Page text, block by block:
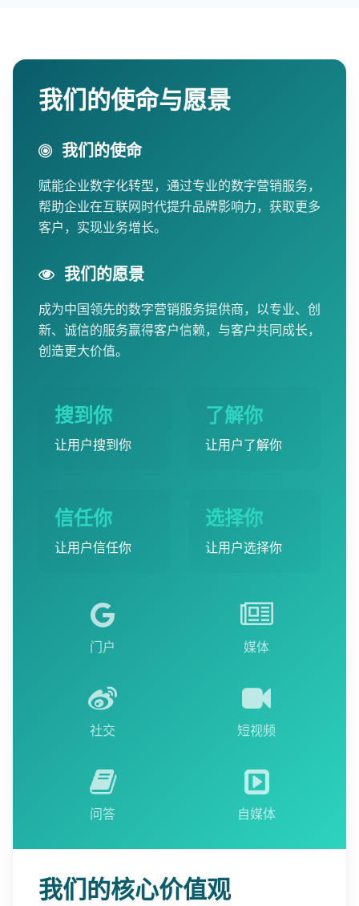
我们的使命与愿景
我们的使命
赋能企业数字化转型，通过专业的数字营销服务，
帮助企业在互联网时代提升品牌影响力，获取更多
客户，实现业务增长。
我们的愿景
成为中国领先的数字营销服务提供商，以专业、创
新、诚信的服务赢得客户信赖，与客户共同成长，
创造更大价值。
搜到你
让用户搜到你
了解你
让用户了解你
信任你
让用户信任你
选择你
让用户选择你
门户 媒体
社交 短视频
问答 自媒体
我们的核心价值观